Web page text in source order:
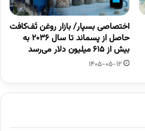
اختصاصی بسپار/ بازار روغن تَف‌کافت
حاصل از پسماند تا سال ۲۰۳۶ به
بیش از ۶۱۵ میلیون دلار می‌رسد
1405-05-12